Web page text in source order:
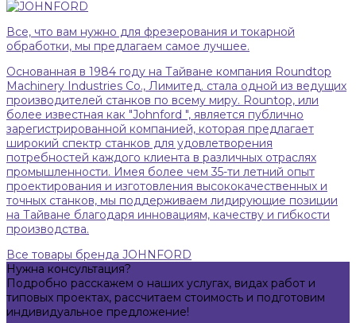
Все, что вам нужно для фрезерования и токарной
обработки, мы предлагаем самое лучшее.
Основанная в 1984 году на Тайване компания Roundtop
Machinery Industries Co., Лимитед. стала одной из ведущих
производителей станков по всему миру. Rountop, или
более известная как "Johnford ", является публично
зарегистрированной компанией, которая предлагает
широкий спектр станков для удовлетворения
потребностей каждого клиента в различных отраслях
промышленности. Имея более чем 35-ти летний опыт
проектирования и изготовления высококачественных и
точных станков, мы поддерживаем лидирующие позиции
на Тайване благодаря инновациям, качеству и гибкости
производства.
Все товары бренда JOHNFORD
Нужна консультация?
Подробно расскажем о наших услугах, видах работ и
типовых проектах, рассчитаем стоимость и подготовим
индивидуальное предложение!